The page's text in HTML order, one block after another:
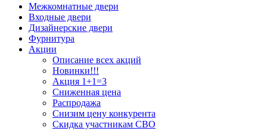
Межкомнатные двери
Входные двери
Дизайнерские двери
Фурнитура
Акции
Описание всех акций
Новинки!!!
Акция 1+1=3
Сниженная цена
Распродажа
Снизим цену конкурента
Скидка участникам СВО